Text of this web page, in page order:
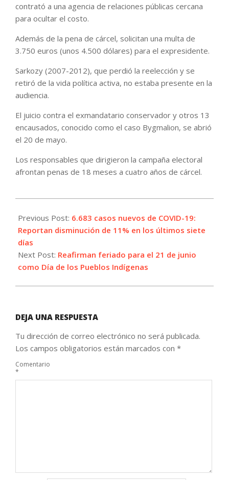
contrató a una agencia de relaciones públicas cercana
para ocultar el costo.
Además de la pena de cárcel, solicitan una multa de
3.750 euros (unos 4.500 dólares) para el expresidente.
Sarkozy (2007-2012), que perdió la reelección y se
retiró de la vida política activa, no estaba presente en la
audiencia.
El juicio contra el exmandatario conservador y otros 13
encausados, conocido como el caso Bygmalion, se abrió
el 20 de mayo.
Los responsables que dirigieron la campaña electoral
afrontan penas de 18 meses a cuatro años de cárcel.
06-
17
Previous Post: 6.683 casos nuevos de COVID-19:
Reportan disminución de 11% en los últimos siete
días
Next Post: Reafirman feriado para el 21 de junio
como Día de los Pueblos Indígenas
DEJA UNA RESPUESTA
Tu dirección de correo electrónico no será publicada.
Los campos obligatorios están marcados con *
Comentario
*